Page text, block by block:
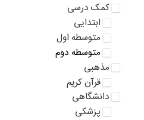
کمک درسی
ابتدایی
متوسطه اول
متوسطه دوم
مذهبی
قرآن کریم
دانشگاهی
پزشکی